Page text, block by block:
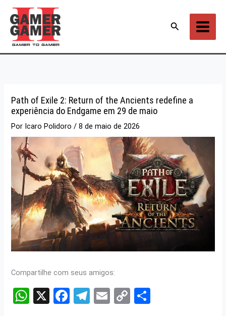
para
conteúdo
Pesquisar
Path of Exile 2: Return of the Ancients redefine a
experiência do Endgame em 29 de maio
Por Icaro Polidoro/8 de maio de 2026
Compartilhe com seus amigos:
W X
F
T
E
C